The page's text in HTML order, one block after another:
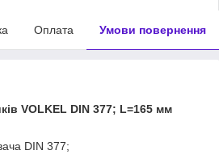
Оплата Умови повернення
VOLKEL DIN 377; L=165 мм
DIN 377;